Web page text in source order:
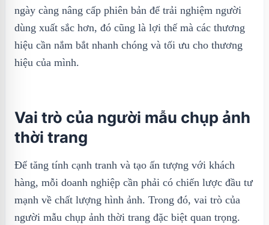
ngày càng nâng cấp phiên bản để trải nghiệm người
dùng xuất sắc hơn, đó cũng là lợi thế mà các thương
hiệu cần nắm bắt nhanh chóng và tối ưu cho thương
hiệu của mình.
Vai trò của người mẫu chụp ảnh
thời trang
Để tăng tính cạnh tranh và tạo ấn tượng với khách
hàng, mỗi doanh nghiệp cần phải có chiến lược đầu tư
mạnh về chất lượng hình ảnh. Trong đó, vai trò của
người mẫu chụp ảnh thời trang đặc biệt quan trọng.